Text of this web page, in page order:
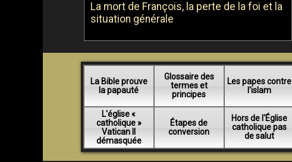
La mort de François, la perte de la foi et la
situation générale
La Bible prouve
la papauté
Glossaire des
termes et
principes
Les papes contre
l'islam
L'église «
catholique »
Vatican II
démasquée
Étapes de
conversion
Hors de l'Église
catholique pas
de salut